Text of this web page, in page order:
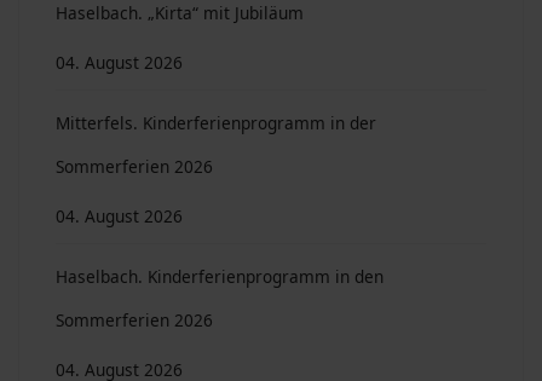
Haselbach. „Kirta“ mit Jubiläum
04. August 2026
Mitterfels. Kinderferienprogramm in der
Sommerferien 2026
04. August 2026
Haselbach. Kinderferienprogramm in den
Sommerferien 2026
04. August 2026